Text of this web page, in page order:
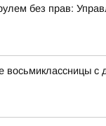
без прав:
восьмиклассницы с